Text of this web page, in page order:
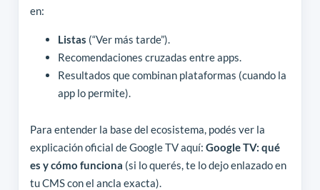
en:
Listas (“Ver más tarde”).
Recomendaciones cruzadas entre apps.
Resultados que combinan plataformas (cuando la
app lo permite).
Para entender la base del ecosistema, podés ver la
explicación oficial de Google TV aquí: Google TV: qué
es y cómo funciona (si lo querés, te lo dejo enlazado en
tu CMS con el ancla exacta).